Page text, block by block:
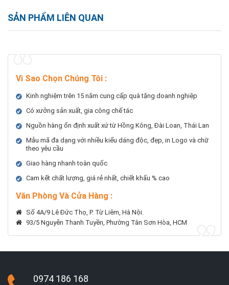
SẢN PHẨM LIÊN QUAN
Vì Sao Chọn Chúng Tôi :
Kinh nghiệm trên 15 năm cung cấp quà tặng doanh nghiệp
Có xưởng sản xuất, gia công chế tác
Nguồn hàng ổn định xuất xứ từ Hồng Kông, Đài Loan, Thái Lan
Mẫu mã đa dạng với nhiều kiểu dáng độc, đẹp, in Logo và chữ
theo yêu cầu
Giao hàng nhanh toàn quốc
Cam kết chất lượng, giá rẻ nhất, chiết khấu % cao
Văn Phòng Và Cửa Hàng :
Số 4A/9 Lê Đức Thọ, P. Từ Liêm, Hà Nội.
93/5 Nguyễn Thanh Tuyền, Phường Tân Sơn Hòa, HCM
0974 186 168